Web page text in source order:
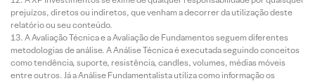
prejuízos, diretos ou indiretos, que venham a decorrer da utilização deste
relatório ou seu conteúdo.
A Avaliação Técnica e a Avaliação de Fundamentos seguem diferentes
metodologias de análise. A Análise Técnica é executada seguindo conceitos
como tendência, suporte, resistência, candles, volumes, médias móveis
entre outros. Já a Análise Fundamentalista utiliza como informação os